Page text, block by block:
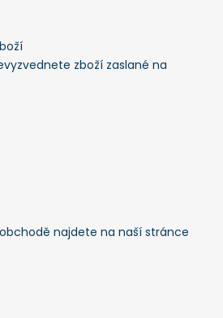
zboží zaslané na
najdete na naší stránce